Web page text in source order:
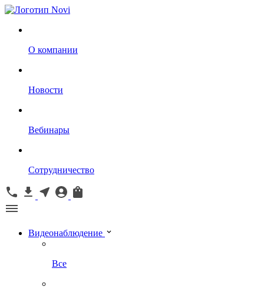
О компании
Новости
Вебинары
Сотрудничество
Видеонаблюдение
Все